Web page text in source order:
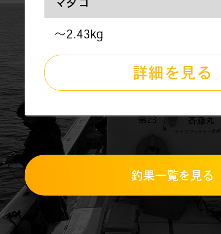
マダコ
〜2.43kg
詳細を見る
釣果一覧を見る